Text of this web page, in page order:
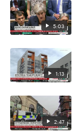
5:03
1:13
2:47